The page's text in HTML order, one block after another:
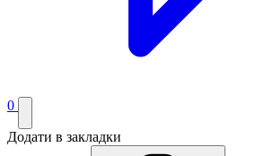
0
Додати в закладки